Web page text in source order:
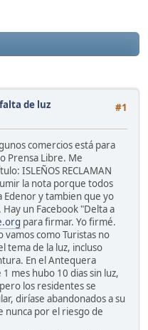
#1
de luz
comercios está para
Prensa Libre. Me
ISLEÑOS RECLAMAN
la nota porque todos
Edenor y tambien que yo
un Facebook "Delta a
para firmar. Yo firmé.
vamos como Turistas no
tema de la luz, incluso
En el Antequera
mes hubo 10 dias sin luz,
los residentes se
diríase abandonados a su
nunca por el riesgo de